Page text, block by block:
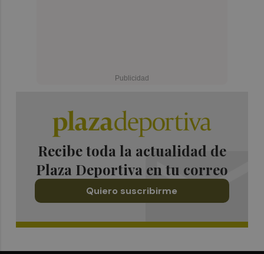
Recibe toda la actualidad de
Plaza Deportiva en tu correo
Quiero suscribirme